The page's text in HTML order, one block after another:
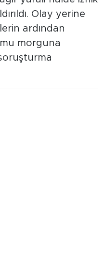
Olay yerine
ardından
morguna